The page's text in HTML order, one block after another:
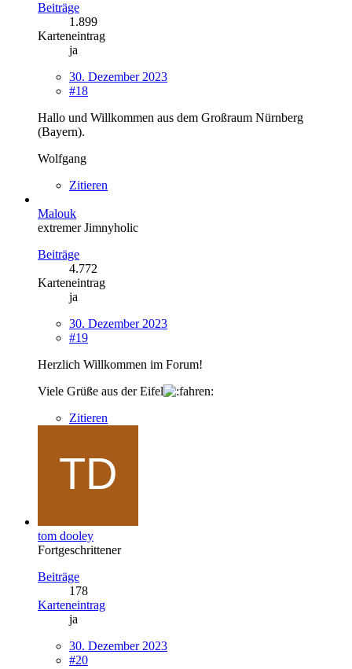
Beiträge
1.899
Karteneintrag
ja
30. Dezember 2023
#18
Hallo und Willkommen aus dem Großraum Nürnberg
(Bayern).
Wolfgang
Zitieren
Malouk
extremer Jimnyholic
Beiträge
4.772
Karteneintrag
ja
30. Dezember 2023
#19
Herzlich Willkommen im Forum!
Viele Grüße aus der Eifel
Zitieren
tom dooley
Fortgeschrittener
Beiträge
178
Karteneintrag
ja
30. Dezember 2023
#20